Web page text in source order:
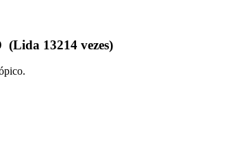
13214 vezes)